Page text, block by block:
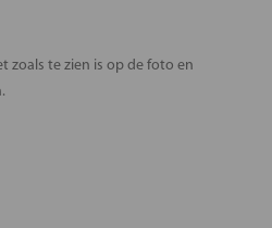
zoals te zien is op de foto en